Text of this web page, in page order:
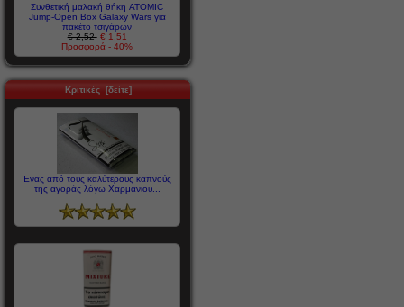
Συνθετική μαλακή θήκη ATOMIC
Jump-Open Box Galaxy Wars για
πακέτο τσιγάρων
€ 2,52 € 1,51
Προσφορά - 40%
Κριτικές [δείτε]
Ένας από τους καλύτερους καπνούς
της αγοράς λόγω Χαρμανιου...